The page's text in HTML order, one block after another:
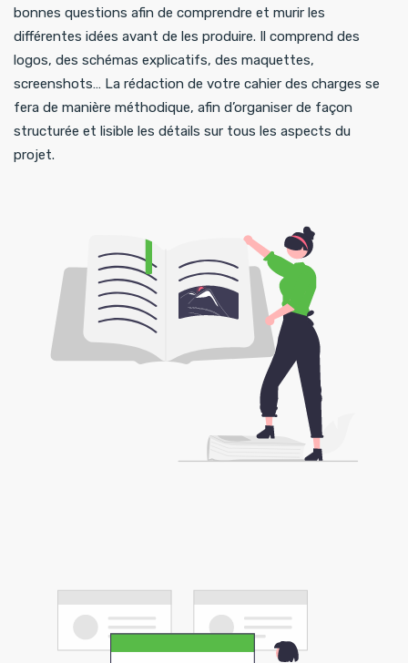
bonnes questions afin de comprendre et murir les
différentes idées avant de les produire. Il comprend des
logos, des schémas explicatifs, des maquettes,
screenshots… La rédaction de votre cahier des charges se
fera de manière méthodique, afin d’organiser de façon
structurée et lisible les détails sur tous les aspects du
projet.